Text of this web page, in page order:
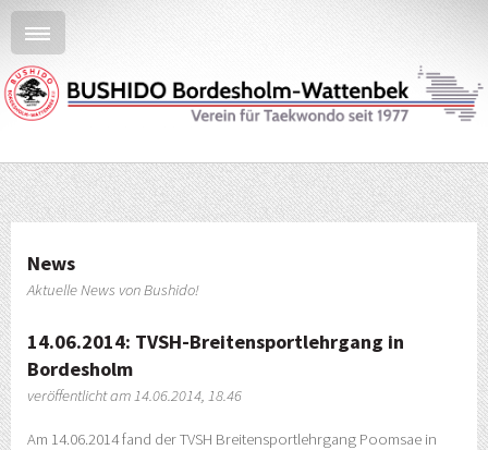
News
Aktuelle News von Bushido!
14.06.2014: TVSH-Breitensportlehrgang in
Bordesholm
veröffentlicht am 14.06.2014, 18.46
Am 14.06.2014 fand der TVSH Breitensportlehrgang Poomsae in